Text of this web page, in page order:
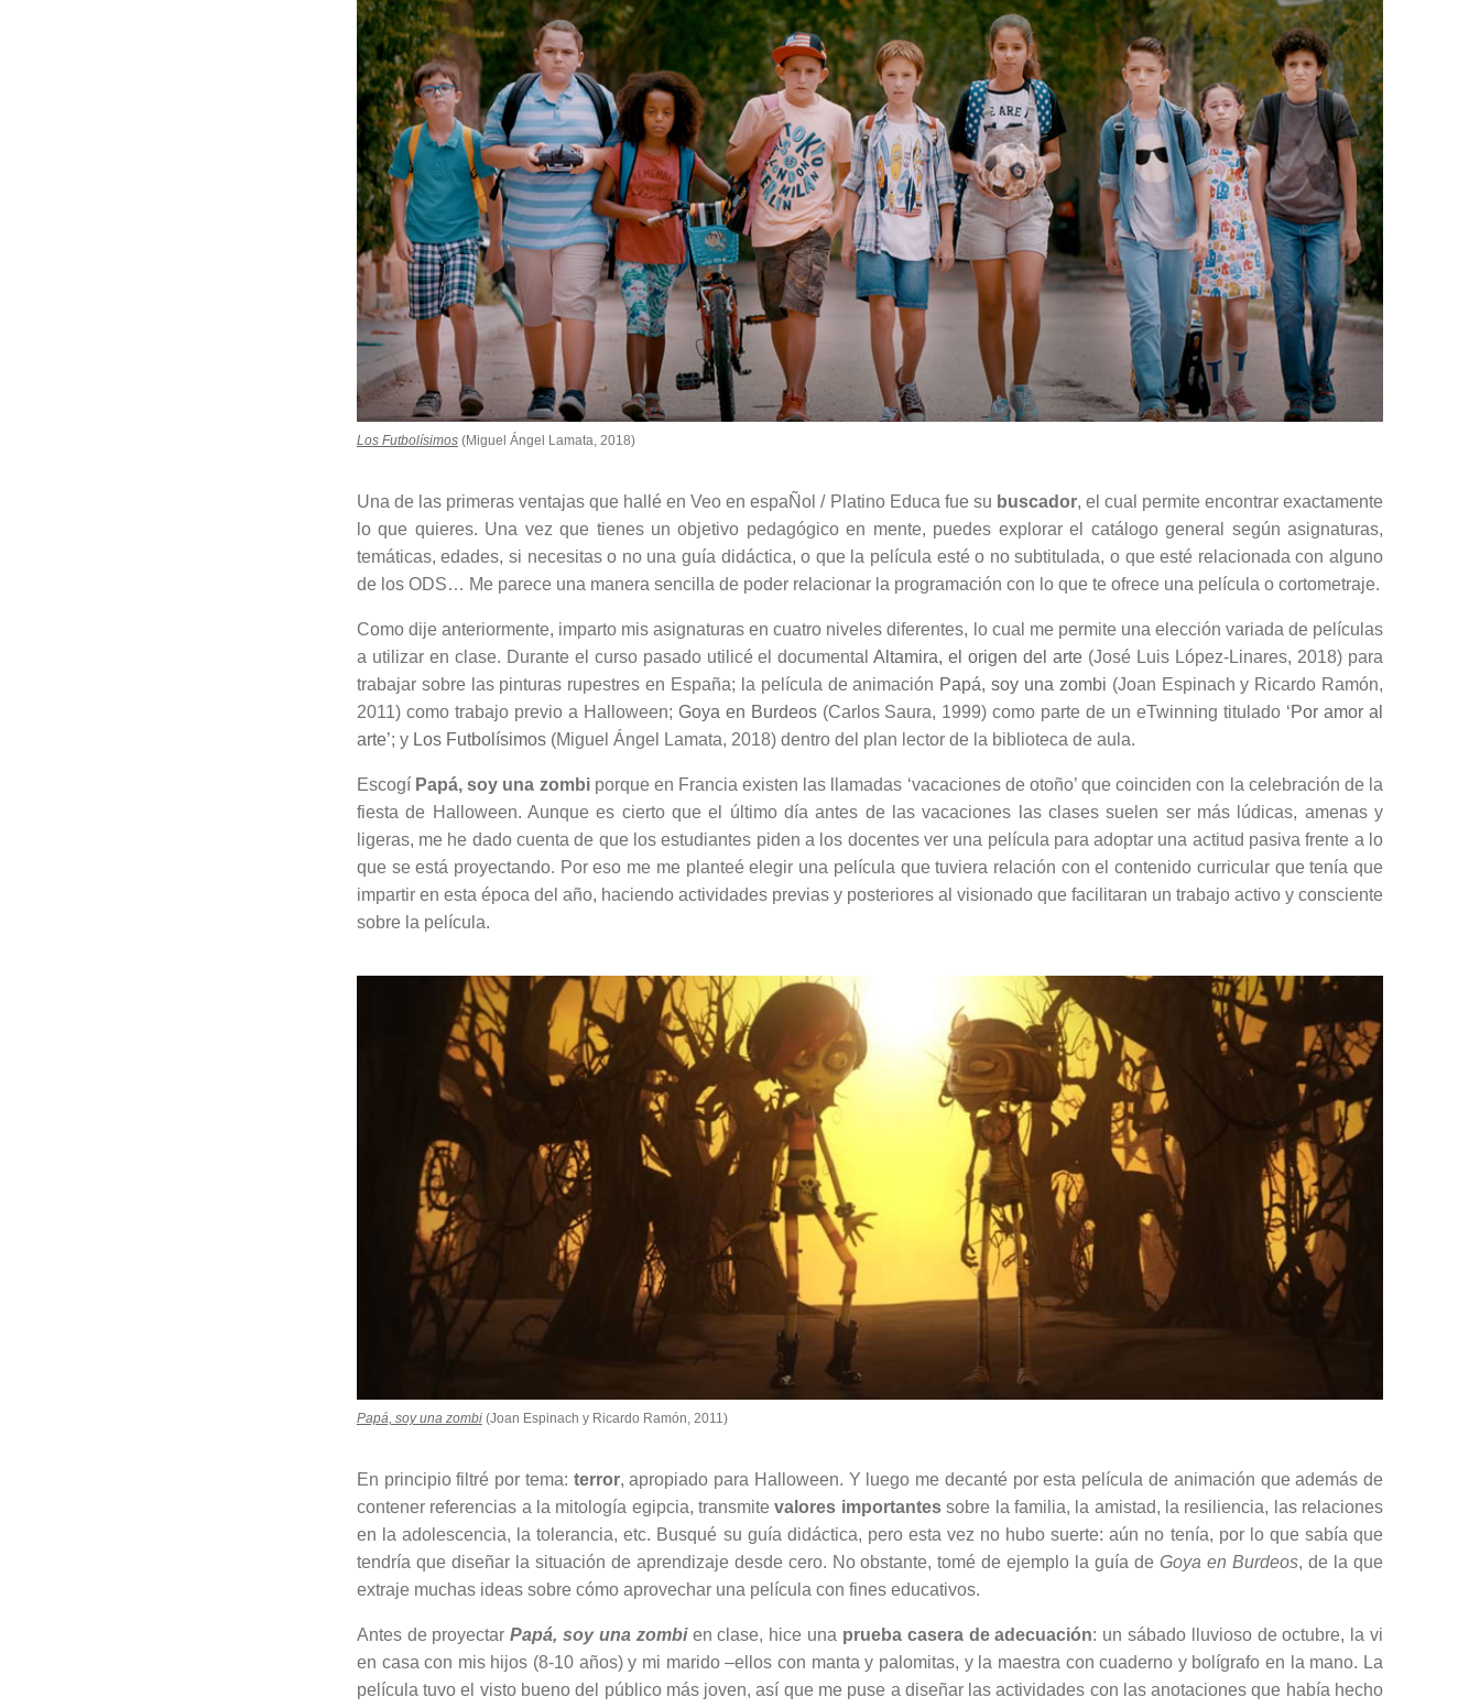
Los Futbolísimos (Miguel Ángel Lamata, 2018)
Una de las primeras ventajas que hallé en Veo en espaÑol / Platino Educa fue su buscador, el cual permite encontrar exactamente
lo que quieres. Una vez que tienes un objetivo pedagógico en mente, puedes explorar el catálogo general según asignaturas,
temáticas, edades, si necesitas o no una guía didáctica, o que la película esté o no subtitulada, o que esté relacionada con alguno
de los ODS… Me parece una manera sencilla de poder relacionar la programación con lo que te ofrece una película o cortometraje.
Como dije anteriormente, imparto mis asignaturas en cuatro niveles diferentes, lo cual me permite una elección variada de películas
a utilizar en clase. Durante el curso pasado utilicé el documentalAltamira, el origen del arte (José Luis López-Linares, 2018) para
trabajar sobre las pinturas rupestres en España; la película de animación Papá, soy una zombi (Joan Espinach y Ricardo Ramón,
2011) como trabajo previo a Halloween; Goya en Burdeos(Carlos Saura, 1999) como parte de un eTwinning titulado ‘Por amor al
arte’; y Los Futbolísimos(Miguel Ángel Lamata, 2018) dentro del plan lector de la biblioteca de aula.
Escogí Papá, soy una zombiporque en Francia existen las llamadas ‘vacaciones de otoño’ que coinciden con la celebración de la
fiesta de Halloween. Aunque es cierto que el último día antes de las vacaciones las clases suelen ser más lúdicas, amenas y
ligeras, me he dado cuenta de que los estudiantes piden a los docentes ver una película para adoptar una actitud pasiva frente a lo
que se está proyectando. Por eso me me planteé elegir una película que tuviera relación con el contenido curricular que tenía que
impartir en esta época del año, haciendo actividades previas y posteriores al visionado que facilitaran un trabajo activo y consciente
sobre la película.
Papá, soy una zombi (Joan Espinach y Ricardo Ramón, 2011)
En principio filtré por tema: terror, apropiado para Halloween. Y luego me decanté por esta película de animación que además de
contener referencias a la mitología egipcia, transmitevalores importantessobre la familia, la amistad, la resiliencia, las relaciones
en la adolescencia, la tolerancia, etc. Busqué su guía didáctica, pero esta vez no hubo suerte: aún no tenía, por lo que sabía que
tendría que diseñar la situación de aprendizaje desde cero. No obstante, tomé de ejemplo la guía deGoya en Burdeos, de la que
extraje muchas ideas sobre cómo aprovechar una película con fines educativos.
Antes de proyectarPapá, soy una zombien clase, hice una prueba casera de adecuación: un sábado lluvioso de octubre, la vi
en casa con mis hijos (8-10 años) y mi marido –ellos con manta y palomitas, y la maestra con cuaderno y bolígrafo en la mano. La
película tuvo el visto bueno del público más joven, así que me puse a diseñar las actividades con las anotaciones que había hecho